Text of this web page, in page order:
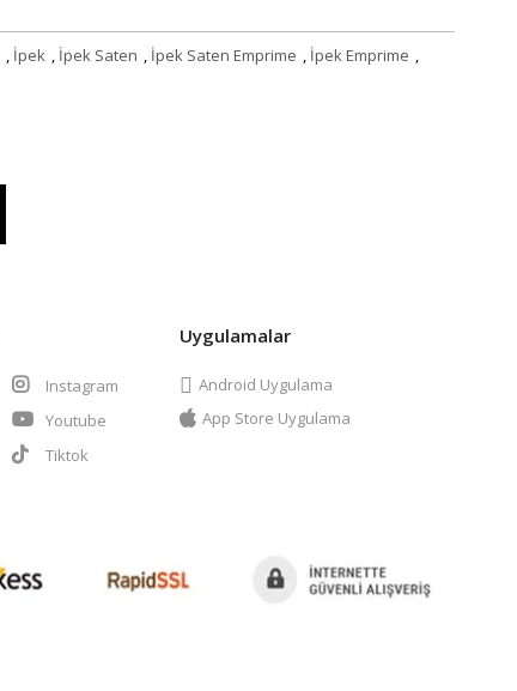
, İpek , İpek Saten , İpek Saten Emprime , İpek Emprime ,
Instagram
Youtube
Tiktok
Uygulamalar
Android Uygulama
App Store Uygulama